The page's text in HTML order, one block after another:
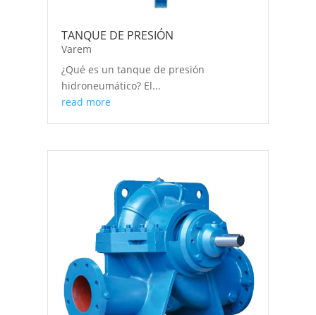
TANQUE DE PRESIÓN
Varem
¿Qué es un tanque de presión
hidroneumático? El...
read more